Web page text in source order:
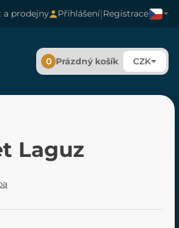
a prodejny Přihlášení|Registrace
0 Prázdný košík CZK
Laguz